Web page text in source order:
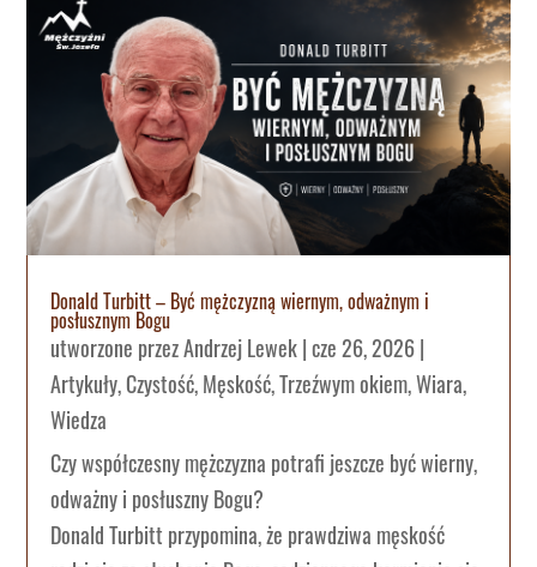
Donald Turbitt – Być mężczyzną wiernym, odważnym i
posłusznym Bogu
utworzone przezAndrzej Lewek|cze 26, 2026|
Artykuły,Czystość,Męskość,Trzeźwym okiem,Wiara,
Wiedza
Czy współczesny mężczyzna potrafi jeszcze być wierny,
odważny i posłuszny Bogu?
Donald Turbitt przypomina, że prawdziwa męskość